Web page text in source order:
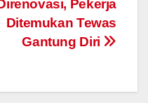
Direnovasi, Pekerja
Ditemukan Tewas
Gantung Diri